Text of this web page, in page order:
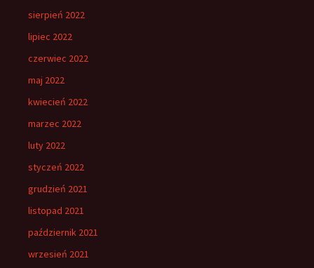
sierpień 2022
lipiec 2022
czerwiec 2022
maj 2022
kwiecień 2022
marzec 2022
luty 2022
styczeń 2022
grudzień 2021
listopad 2021
październik 2021
wrzesień 2021